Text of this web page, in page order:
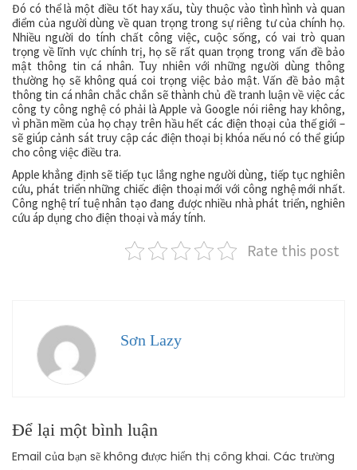
Đó có thể là một điều tốt hay xấu, tùy thuộc vào tình hình và quan
điểm của người dùng về quan trọng trong sự riêng tư của chính họ.
Nhiều người do tính chất công việc, cuộc sống, có vai trò quan
trọng về lĩnh vực chính trị, họ sẽ rất quan trọng trong vấn đề bảo
mật thông tin cá nhân. Tuy nhiên với những người dùng thông
thường họ sẽ không quá coi trọng việc bảo mật. Vấn đề bảo mật
thông tin cá nhân chắc chắn sẽ thành chủ đề tranh luận về việc các
công ty công nghệ có phải là Apple và Google nói riêng hay không,
vì phần mềm của họ chạy trên hầu hết các điện thoại của thế giới –
sẽ giúp cảnh sát truy cập các điện thoại bị khóa nếu nó có thể giúp
cho công việc điều tra.
Apple khẳng định sẽ tiếp tục lắng nghe người dùng, tiếp tục nghiên
cứu, phát triển những chiếc điện thoại mới với công nghệ mới nhất.
Công nghệ trí tuệ nhân tạo đang được nhiều nhà phát triển, nghiên
cứu áp dụng cho điện thoại và máy tính.
Rate this post
Sơn Lazy
Để lại một bình luận
Email của bạn sẽ không được hiển thị công khai. Các trường